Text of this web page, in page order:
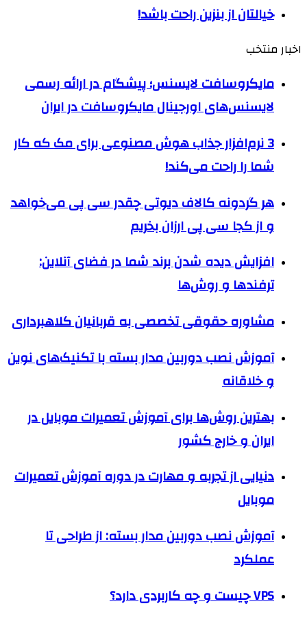
خیالتان از بنزین راحت باشد!
اخبار منتخب
مایکروسافت لایسنس؛ پیشگام در ارائه رسمی
لایسنس‌های اورجینال مایکروسافت در ایران
3 نرم‌افزار جذاب هوش مصنوعی برای مک که کار
شما را راحت‌ می‌کند!
هر گردونه کالاف دیوتی چقدر سی پی می‌خواهد
و از کجا سی پی ارزان بخریم
افزایش دیده شدن برند شما در فضای آنلاین:
ترفندها و روش‌ها
مشاوره حقوقی تخصصی به قربانیان کلاهبرداری
آموزش نصب دوربین مدار بسته با تکنیک‌های نوین
و خلاقانه
بهترین روش‌ها برای آموزش تعمیرات موبایل در
ایران و خارج کشور
دنیایی از تجربه و مهارت در دوره آموزش تعمیرات
موبایل
آموزش نصب دوربین مدار بسته: از طراحی تا
عملکرد
VPS چیست و چه کاربردی دارد؟